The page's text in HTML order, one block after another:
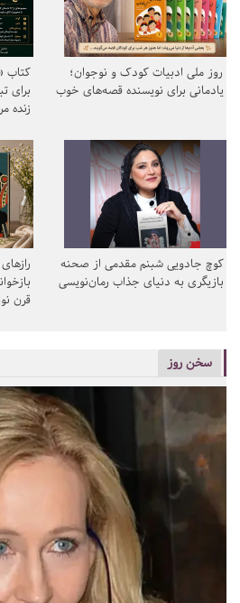
روز ملی ادبیات کودک و نوجوان؛
یادمانی برای نویسنده قصه‌های خوب
کتاب
برای
زنده
کوچ جادویی شبنم مقدمی از صحنه
بازیگری به دنیای جذاب رمان‌نویسی
قرن
سخن روز